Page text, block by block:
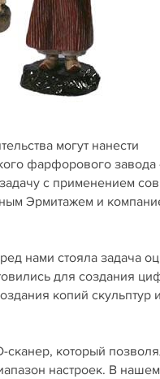
могут нанести
фарфорового завода
с применением
Эрмитажем и
нами стояла задача
для создания
копий скульптур
который
настроек. В